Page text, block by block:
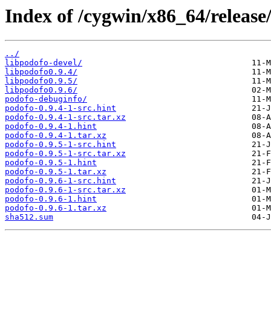
Index of /cygwin/x86_64/
../
libpodofo-devel/
libpodofo0.9.4/
libpodofo0.9.5/
libpodofo0.9.6/
podofo-debuginfo/
podofo-0.9.4-1-src.hint
podofo-0.9.4-1-src.tar.xz
podofo-0.9.4-1.hint
podofo-0.9.4-1.tar.xz
podofo-0.9.5-1-src.hint
podofo-0.9.5-1-src.tar.xz
podofo-0.9.5-1.hint
podofo-0.9.5-1.tar.xz
podofo-0.9.6-1-src.hint
podofo-0.9.6-1-src.tar.xz
podofo-0.9.6-1.hint
podofo-0.9.6-1.tar.xz
sha512.sum